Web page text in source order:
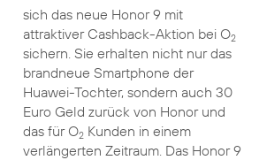
sich das neue Honor 9 mit
attraktiver Cashback-Aktion bei O2
sichern. Sie erhalten nicht nur das
brandneue Smartphone der
Huawei-Tochter, sondern auch 30
Euro Geld zurück von Honor und
das für O2Kunden in einem
verlängerten Zeitraum. Das Honor 9